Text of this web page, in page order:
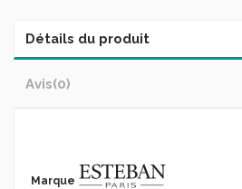
Détails du produit
Avis(0)
Marque